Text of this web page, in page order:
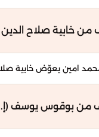
خابية صلاح الدين
امين يعوّض خابية
من بوقوس يوسف (إ.